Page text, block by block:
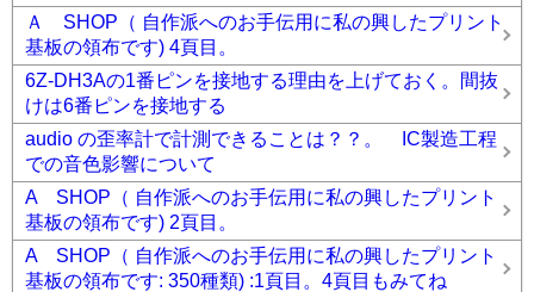
Ａ SHOP（ 自作派へのお手伝用に私の興したプリント
基板の領布です) 4頁目。
6Z-DH3Aの1番ピンを接地する理由を上げておく。間抜
けは6番ピンを接地する
audio の歪率計で計測できることは？？。 IC製造工程
での音色影響について
A SHOP（ 自作派へのお手伝用に私の興したプリント
基板の領布です) 2頁目。
A SHOP（ 自作派へのお手伝用に私の興したプリント
基板の領布です: 350種類) :1頁目。4頁目もみてね